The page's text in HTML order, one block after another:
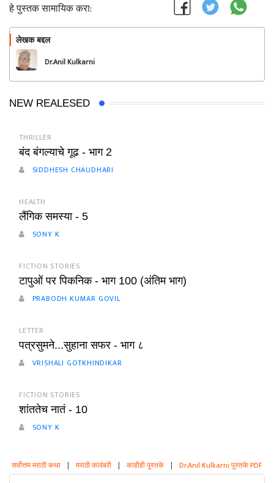
हे पुस्तक सामायिक करा:
लेखक बद्दल
Dr.Anil Kulkarni
NEW REALESED
THRILLER
बंद बंगल्याचे गूढ - भाग 2
SIDDHESH CHAUDHARI
HEALTH
लैंगिक समस्या - 5
SONY K
FICTION STORIES
टापुओं पर पिकनिक - भाग 100 (अंतिम भाग)
PRABODH KUMAR GOVIL
LETTER
पत्रसुमने...सुहाना सफर - भाग ८
VRISHALI GOTKHINDIKAR
FICTION STORIES
शांततेच नातं - 10
SONY K
सर्वोत्तम मराठी कथा | मराठी कादंबरी | काहीही पुस्तके | Dr.Anil Kulkarni पुस्तके PDF